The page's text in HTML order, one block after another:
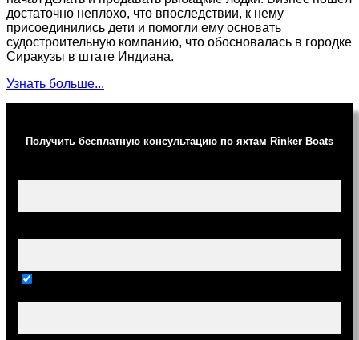
достаточно неплохо, что впоследствии, к нему
присоединились дети и помогли ему основать
судостроительную компанию, что обосновалась в городке
Сиракузы в штате Индиана.
Узнать больше...
Получить бесплатную консультацию по яхтам Rinker Boats